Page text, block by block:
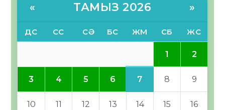
« ТАМЫЗ 2026 »
ДС СС СӘ БС ЖМ СБ ЖС
1 2
3 4 5 6 7 8 9
10 11 12 13 14 15 16